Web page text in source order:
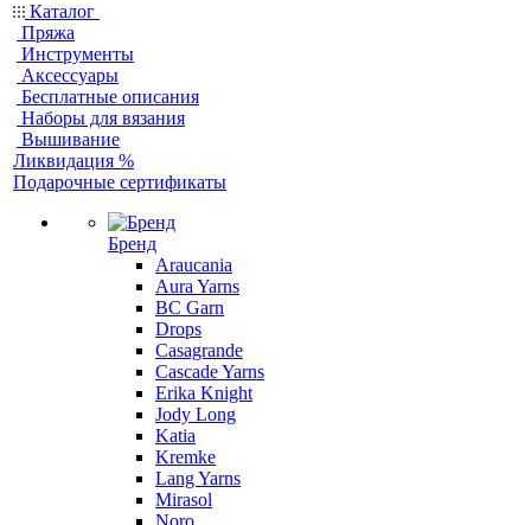
Каталог
Пряжа
Инструменты
Аксессуары
Бесплатные описания
Наборы для вязания
Вышивание
Ликвидация %
Подарочные сертификаты
Бренд
Araucania
Aura Yarns
BC Garn
Drops
Casagrande
Cascade Yarns
Erika Knight
Jody Long
Katia
Kremke
Lang Yarns
Mirasol
Noro